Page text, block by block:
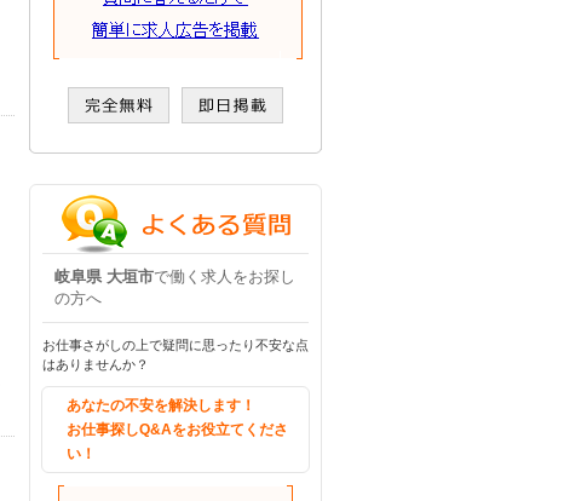
岐阜県 大垣市で働く求人をお探し
の方へ
お仕事さがしの上で疑問に思ったり不安な点
はありませんか？
あなたの不安を解決します！
お仕事探しQ&Aをお役立てくださ
い！